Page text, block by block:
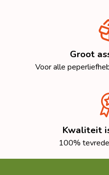
Groot
Voor alle
Kwaliteit
100%